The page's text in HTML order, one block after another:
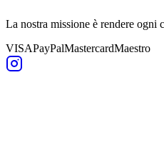
La nostra missione è rendere ogni
VISAPayPalMastercardMaestro